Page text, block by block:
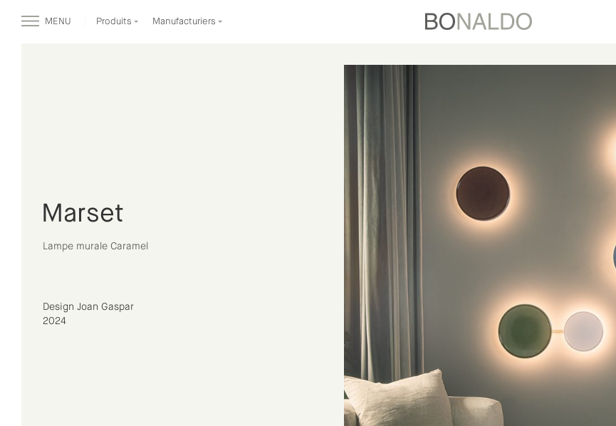
MENU Produits Manufacturiers
Marset
Lampe murale Caramel
Design Joan Gaspar
2024